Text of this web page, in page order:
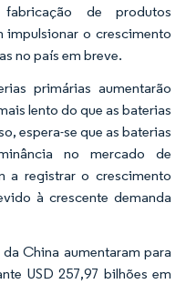
de produtos
impulsionar o crescimento
no país em breve.
primárias aumentarão
lento do que as baterias
espera-se que as baterias
no mercado de
a registrar o crescimento
à crescente demanda
China aumentaram para
USD 257,97 bilhões em